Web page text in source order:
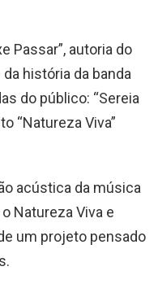
Passar”, autoria do
história da banda
do público: “Sereia
“Natureza Viva”
acústica da música
Natureza Viva e
um projeto pensado